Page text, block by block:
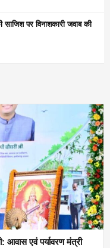
साजिश पर विनाशकारी जवाब की
आवास एवं पर्यावरण मंत्री